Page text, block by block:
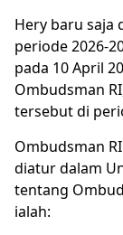
Hery baru saja
periode 2026-
pada 10 April
Ombudsman RI
tersebut di
Ombudsman
diatur dalam
tentang
ialah: